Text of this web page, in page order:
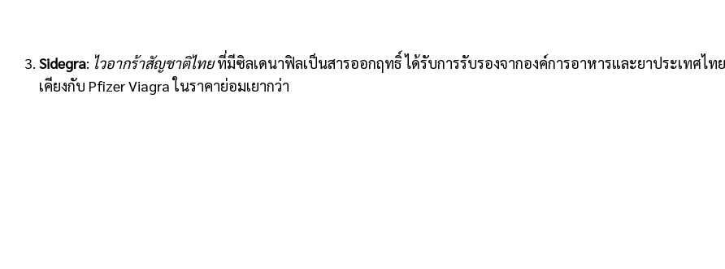
Sidegra: ไวอากร้าสัญชาติไทยที่มีซิลเดนาฟิลเป็นสารออกฤทธิ์ ได้รับการรับรองจากองค์การอาหารและยาประเทศไ
เคียงกับ Pfizer Viagra ในราคาย่อมเยากว่า